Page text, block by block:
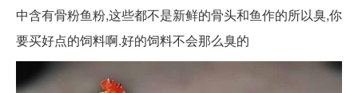
中含有骨粉鱼粉,这些都不是新鲜的骨头和鱼作的所以臭,你
要买好点的饲料啊.好的饲料不会那么臭的